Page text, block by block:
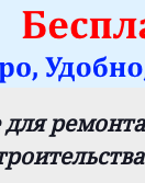
для ремонта